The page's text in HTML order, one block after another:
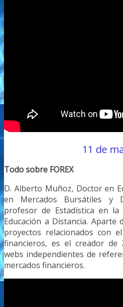
11 de
Todo sobre FOREX
D. Alberto Muñoz, Doctor en
en Mercados Bursátiles y
profesor de Estadística en la
Educación a Distancia.
proyectos relacionados con
financieros, es el creador de
webs independientes de
mercados financieros.